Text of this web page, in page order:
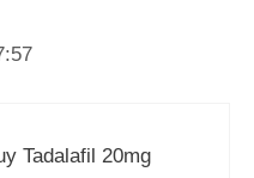
Tadalafil 20mg